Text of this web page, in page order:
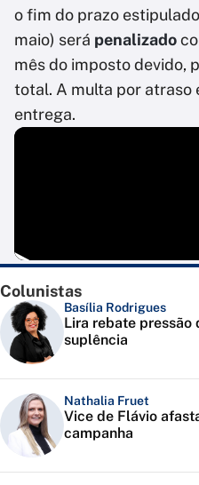
o fim do prazo
maio) será penalizado
mês do imposto devido,
total. A multa por atraso
entrega.
Colunistas
Basília Rodrigues
Lira rebate pressão
suplência
Nathalia Fruet
Vice de Flávio
campanha